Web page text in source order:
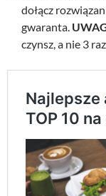
dołącz
gwaranta.
czynsz, a nie 3